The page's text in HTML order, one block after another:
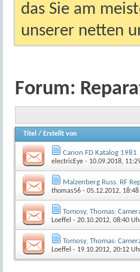
das Sie am
unserer netten
Forum:
Titel / Erstellt von
Canon FD Katalog 1981
electricEye - 10.09.2018,
Maizenberg Russ. RF
thomas56 - 05.12.2012,
Tomosy, Thomas:
Loeffel - 20.10.2012, 08:40
Tomosy, Thomas:
Loeffel - 19.10.2012, 20:12